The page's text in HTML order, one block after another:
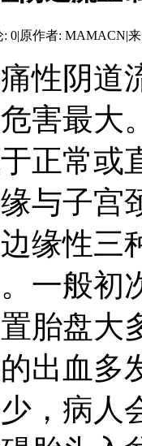
: 0|原作者: MAMACN|
性阴道
害最大
正常或
与子宫
缘性三
一般初
胎盘
出血多
，病人